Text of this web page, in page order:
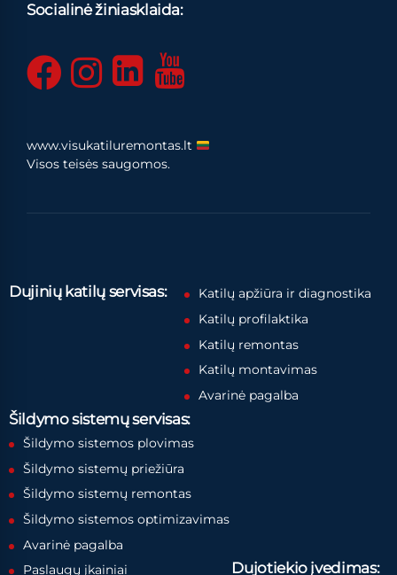
Socialinė žiniasklaida:
www.visukatiluremontas.lt
Visos teisės saugomos.
Dujinių katilų servisas:
Katilų apžiūra ir diagnostika
Katilų profilaktika
Katilų remontas
Katilų montavimas
Avarinė pagalba
Šildymo sistemų servisas:
Šildymo sistemos plovimas
Šildymo sistemų priežiūra
Šildymo sistemų remontas
Šildymo sistemos optimizavimas
Avarinė pagalba
Paslaugų įkainiai
Dujotiekio įvedimas: